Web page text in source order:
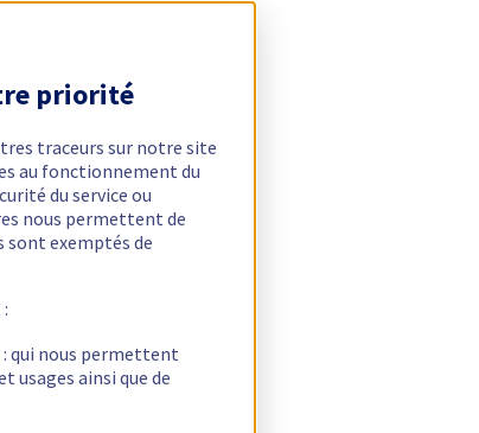
priorité
traceurs sur notre site
au fonctionnement du
du service ou
nous permettent de
sont exemptés de
qui nous permettent
usages ainsi que de